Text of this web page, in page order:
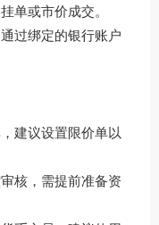
单或市价成交。
过绑定的银行账户
建议设置限价单以
核，需提前准备资